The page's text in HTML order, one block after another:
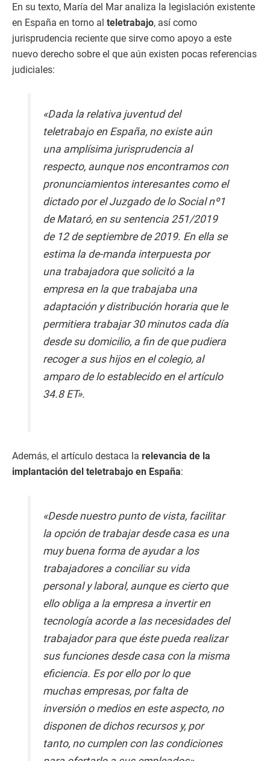
En su texto, María del Mar analiza la legislación existente
en España en torno al teletrabajo, así como
jurisprudencia reciente que sirve como apoyo a este
nuevo derecho sobre el que aún existen pocas referencias
judiciales:
«Dada la relativa juventuddel
teletrabajo en España, no existe aún
una amplísima jurisprudencia al
respecto, aunque nos encontramos con
pronunciamientos interesantes como el
dictado por el Juzgado de lo Social nº1
de Mataró, en su sentencia 251/2019
de 12 de septiembre de 2019. En ella se
estima la de-manda interpuesta por
una trabajadora que solicitó a la
empresa en la que trabajaba una
adaptación y distribución horaria que le
permitiera trabajar 30 minutos cada día
desde su domicilio, a fin de que pudiera
recoger a sus hijos en el colegio, al
amparo de lo establecido en el artículo
34.8 ET».
Además, el artículo destaca la relevancia de la
implantación del teletrabajo en España:
«Desde nuestro punto de vista, facilitar
la opción de trabajar desde casa es una
muy buena forma de ayudar a los
trabajadores a conciliar su vida
personal y laboral, aunque es cierto que
ello obliga a la empresa a invertir en
tecnología acorde a las necesidades del
trabajador para que éste pueda realizar
sus funciones desde casa con la misma
eficiencia. Es por ello por lo que
muchas empresas, por falta de
inversión o medios en este aspecto, no
disponen de dichos recursos y, por
tanto, no cumplen con las condiciones